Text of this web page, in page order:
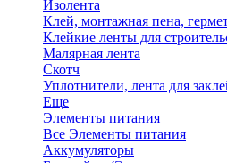
Изолента
Клей, монтажная пена,
Клейкие ленты для
Малярная лента
Скотч
Уплотнители, лента для
Еще
Элементы питания
Все Элементы питания
Аккумуляторы